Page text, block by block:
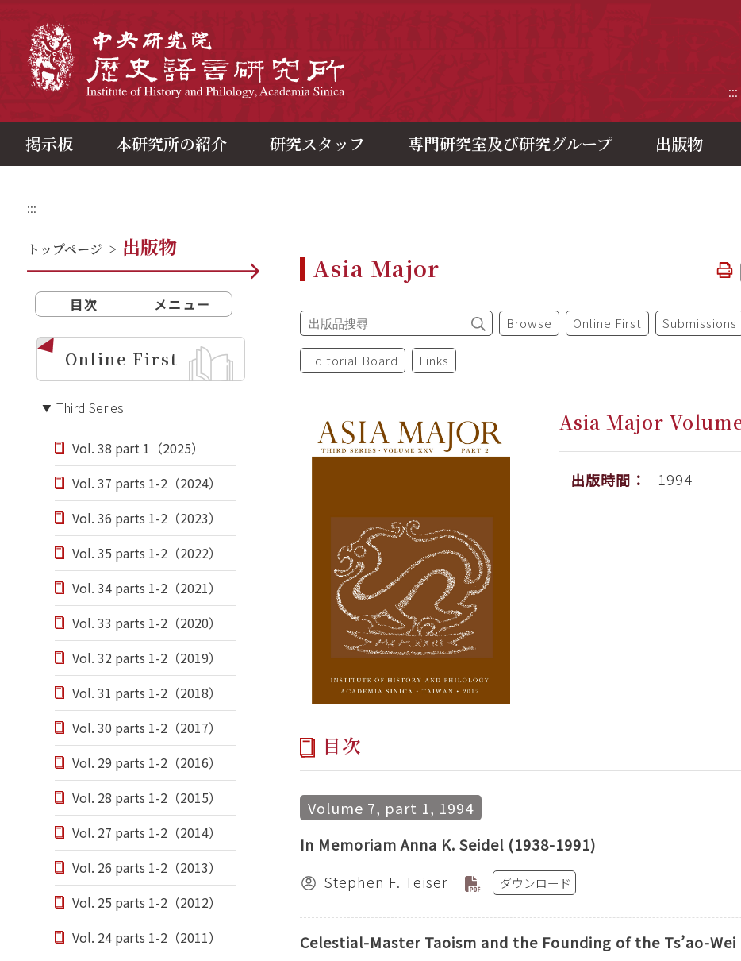
:::
掲示板 本研究所の紹介 研究スタッフ 専門研究室及び研究グループ 出版物
:::
トップページ > 出版物
目次 メニュー
Online First
Third Series
Vol. 38 part 1（2025）
Vol. 37 parts 1-2（2024）
Vol. 36 parts 1-2（2023）
Vol. 35 parts 1-2（2022）
Vol. 34 parts 1-2（2021）
Vol. 33 parts 1-2（2020）
Vol. 32 parts 1-2（2019）
Vol. 31 parts 1-2（2018）
Vol. 30 parts 1-2（2017）
Vol. 29 parts 1-2（2016）
Vol. 28 parts 1-2（2015）
Vol. 27 parts 1-2（2014）
Vol. 26 parts 1-2（2013）
Vol. 25 parts 1-2（2012）
Vol. 24 parts 1-2（2011）
Asia Major
Browse Online First Submissions
Editorial Board Links
Asia Major
出版時間： 1994
目次
Volume 7, part 1, 1994
In Memoriam Anna K. Seidel (1938-1991)
Stephen F. Teiser
ダウンロード
Celestial-Master Taoism and the Founding of the Ts’ao-